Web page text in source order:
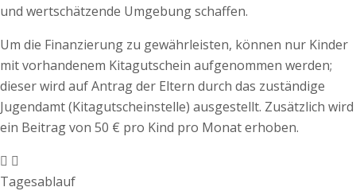
und wertschätzende Umgebung schaffen.
Um die Finanzierung zu gewährleisten, können nur Kinder
mit vorhandenem Kitagutschein aufgenommen werden;
dieser wird auf Antrag der Eltern durch das zuständige
Jugendamt (Kitagutscheinstelle) ausgestellt. Zusätzlich wird
ein Beitrag von 50 € pro Kind pro Monat erhoben.
Tagesablauf